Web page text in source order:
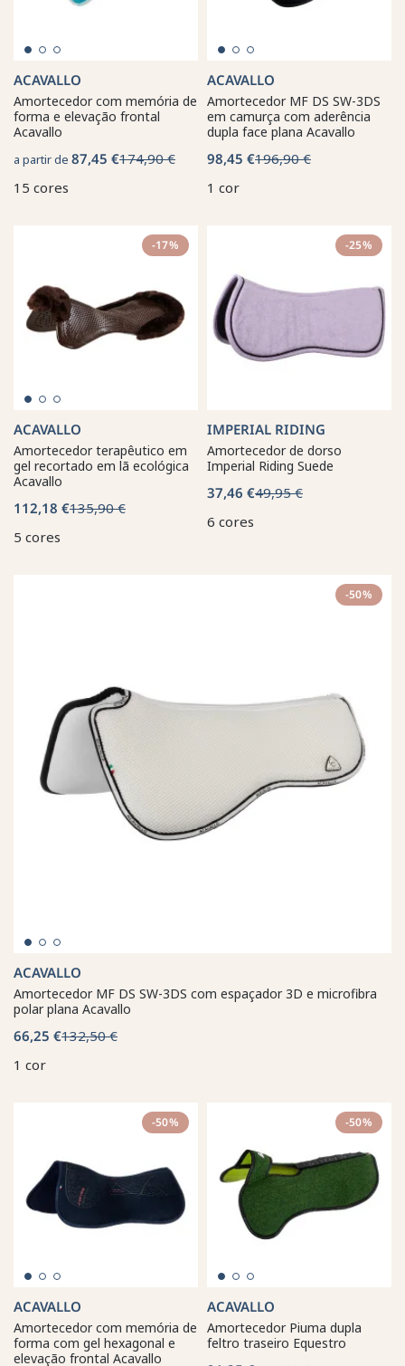
ACAVALLO
Amortecedor com memória de
forma e elevação frontal
Acavallo
a partir de 87,45 €174,90 €
15 cores
ACAVALLO
Amortecedor MF DS SW-3DS
em camurça com aderência
dupla face plana Acavallo
98,45 €196,90 €
1 cor
-17%
ACAVALLO
Amortecedor terapêutico em
gel recortado em lã ecológica
Acavallo
112,18 €135,90 €
5 cores
-25%
IMPERIAL RIDING
Amortecedor de dorso
Imperial Riding Suede
37,46 €49,95 €
6 cores
-50%
ACAVALLO
Amortecedor MF DS SW-3DS com espaçador 3D e microfibra
polar plana Acavallo
66,25 €132,50 €
1 cor
-50%
ACAVALLO
Amortecedor com memória de
forma com gel hexagonal e
elevação frontal Acavallo
-50%
ACAVALLO
Amortecedor Piuma dupla
feltro traseiro Equestro